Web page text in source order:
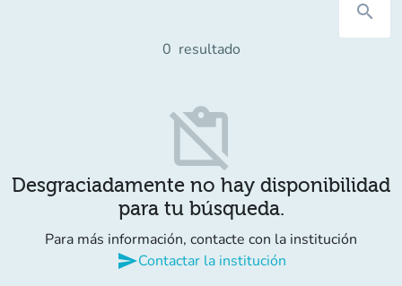
search
0 resultado
content_paste_off
Desgraciadamente no hay disponibilidad
para tu búsqueda.
Para más información, contacte con la institución
sendContactar la institución